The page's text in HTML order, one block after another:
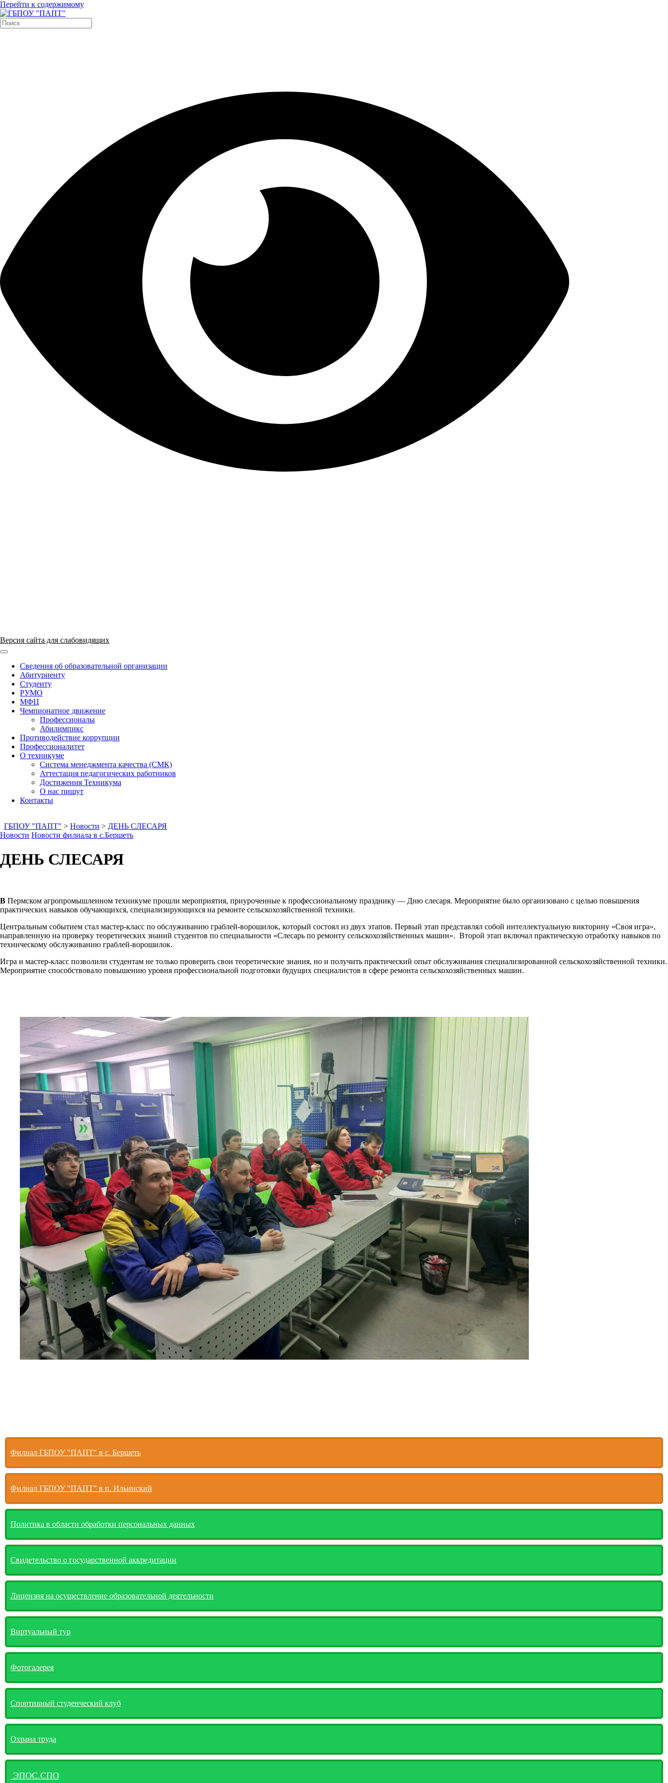
Перейти к содержимому
Версия сайта для слабовидящих
Сведения об образовательной организации
Абитуриенту
Студенту
РУМО
МФЦ
Чемпионатное движение
Профессионалы
Абилимпикс
Противодействие коррупции
Профессионалитет
О техникуме
Система менеджмента качества (СМК)
Аттестация педагогических работников
Достижения Техникума
О нас пишут
Контакты
ГБПОУ "ПАПТ" > Новости > ДЕНЬ СЛЕСАРЯ
Новости Новости филиала в с.Бершеть
ДЕНЬ СЛЕСАРЯ
В Пермском агропромышленном техникуме прошли мероприятия, приуроченные к профессиональному празднику — Дню слесаря. Мероприятие было организовано с целью повышения
практических навыков обучающихся, специализирующихся на ремонте сельскохозяйственной техники.
Центральным событием стал мастер-класс по обслуживанию граблей-ворошилок, который состоял из двух этапов. Первый этап представлял собой интеллектуальную викторину «Своя игра»,
направленную на проверку теоретических знаний студентов по специальности «Слесарь по ремонту сельскохозяйственных машин». Второй этап включал практическую отработку навыков по
техническому обслуживанию граблей-ворошилок.
Игра и мастер-класс позволили студентам не только проверить свои теоретические знания, но и получить практический опыт обслуживания специализированной сельскохозяйственной техники.
Мероприятие способствовало повышению уровня профессиональной подготовки будущих специалистов в сфере ремонта сельскохозяйственных машин.
Филиал ГБПОУ "ПАПТ" в с. Бершеть
Филиал ГБПОУ "ПАПТ" в п. Ильинский
Политика в области обработки персональных данных
Свидетельство о государственной аккредитации
Лицензия на осуществление образовательной деятельности
Виртуальный тур
Фотогалерея
Спортивный студенческий клуб
Охрана труда
ЭПОС.СПО